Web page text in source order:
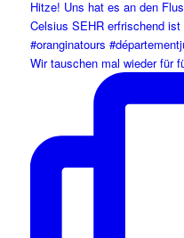
Wir tauschen mal wieder für